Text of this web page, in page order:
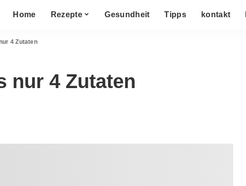
Home Rezepte Gesundheit Tipps kontakt
4 Zutaten
nur 4 Zutaten